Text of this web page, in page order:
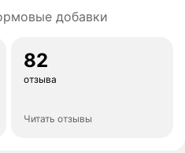
добавки
82
отзыва
Читать отзывы